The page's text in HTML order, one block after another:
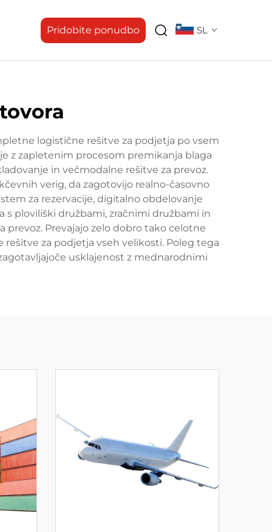
Pridobite ponudbo SL
logistične rešitve za podjetja po vsem
z zapletenim procesom premikanja blaga
in večmodalne rešitve za prevoz.
verig, da zagotovijo realno-časovno
za rezervacije, digitalno obdelovanje
ploviliški družbami, zračnimi družbami in
Prevajajo zelo dobro tako celotne
za podjetja vseh velikosti. Poleg tega
usklajenost z mednarodnimi